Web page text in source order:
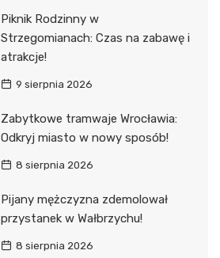
Piknik Rodzinny w
Strzegomianach: Czas na zabawę i
atrakcje!
9 sierpnia 2026
Zabytkowe tramwaje Wrocławia:
Odkryj miasto w nowy sposób!
8 sierpnia 2026
Pijany mężczyzna zdemolował
przystanek w Wałbrzychu!
8 sierpnia 2026